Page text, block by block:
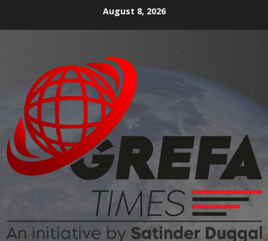
August 8, 2026